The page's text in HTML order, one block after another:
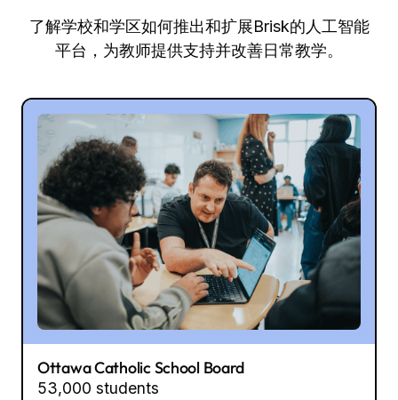
了解学校和学区如何推出和扩展Brisk的人工智能
平台，为教师提供支持并改善日常教学。
Ottawa Catholic School Board
53,000 students